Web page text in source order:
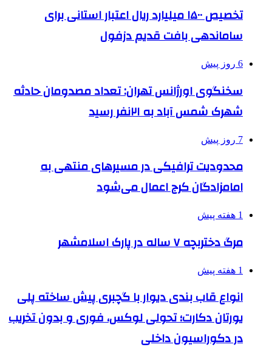
تخصیص ۱۵۰۰ میلیارد ریال اعتبار استانی برای
ساماندهی بافت قدیم دزفول
6 روز پیش
سخنگوی اورژانس تهران: تعداد مصدومان حادثه
شهرک شمس آباد به ۲۱نفر رسید
7 روز پیش
محدودیت ترافیکی در مسیرهای منتهی به
امامزادگان کرج اعمال می‌شود
1 هفته پیش
مرگ دختربچه ۷ ساله در پارک اسلامشهر
1 هفته پیش
انواع قاب بندی دیوار با گچبری پیش ساخته پلی
یورتان دکارت؛ تحولی لوکس، فوری و بدون تخریب
در دکوراسیون داخلی